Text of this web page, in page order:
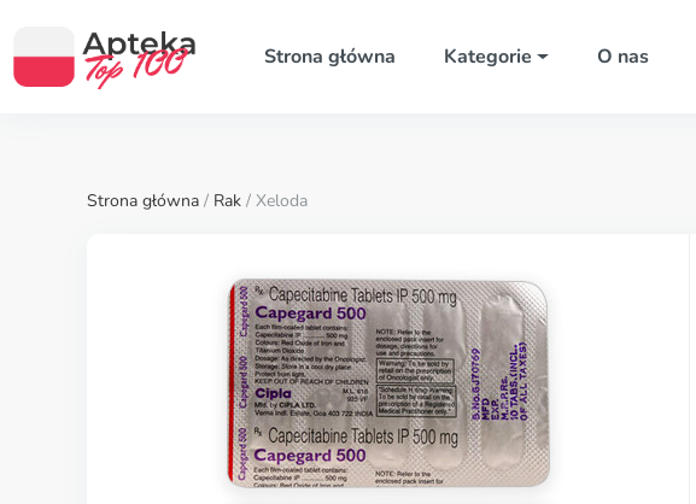
Strona główna Kategorie O nas
Strona główna / Rak / Xeloda